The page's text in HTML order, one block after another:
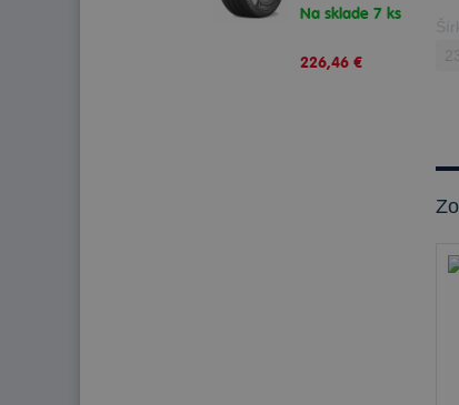
Letné
Na sklade 7 ks
226,46 €